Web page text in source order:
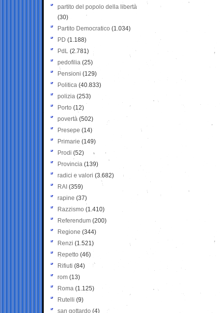
partito del popolo della libertà
(30)
Partito Democratico (1.034)
PD (1.188)
PdL (2.781)
pedofilia (25)
Pensioni (129)
Politica (40.833)
polizia (253)
Porto (12)
povertà (502)
Presepe (14)
Primarie (149)
Prodi (52)
Provincia (139)
radici e valori (3.682)
RAI (359)
rapine (37)
Razzismo (1.410)
Referendum (200)
Regione (344)
Renzi (1.521)
Repetto (46)
Rifiuti (84)
rom (13)
Roma (1.125)
Rutelli (9)
san gottardo (4)